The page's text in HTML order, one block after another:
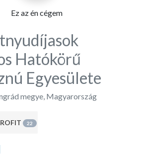
Ez az én cégem
Hatókörű
Egyesülete
megye, Magyarország
22